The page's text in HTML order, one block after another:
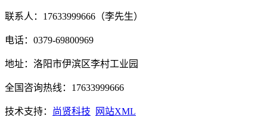
联系人：17633999666（李先生）
电话：0379-69800969
地址：洛阳市伊滨区李村工业园
全国咨询热线：17633999666
技术支持： 尚贤科技 网站XML